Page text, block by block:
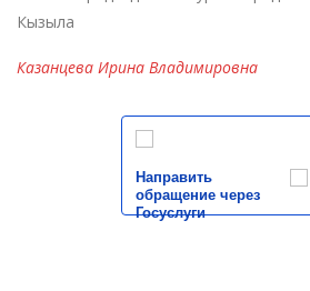
Кызыла
Казанцева Ирина Владимировна
Направить
обращение через
Госуслуги